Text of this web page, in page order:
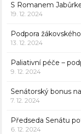
S Romanem
19. 12. 2024
Podpora
13. 12. 2024
Paliativní péče –
9. 12. 2024
Senátorský bonus
7. 12. 2024
Předseda Senátu
6. 12. 2024